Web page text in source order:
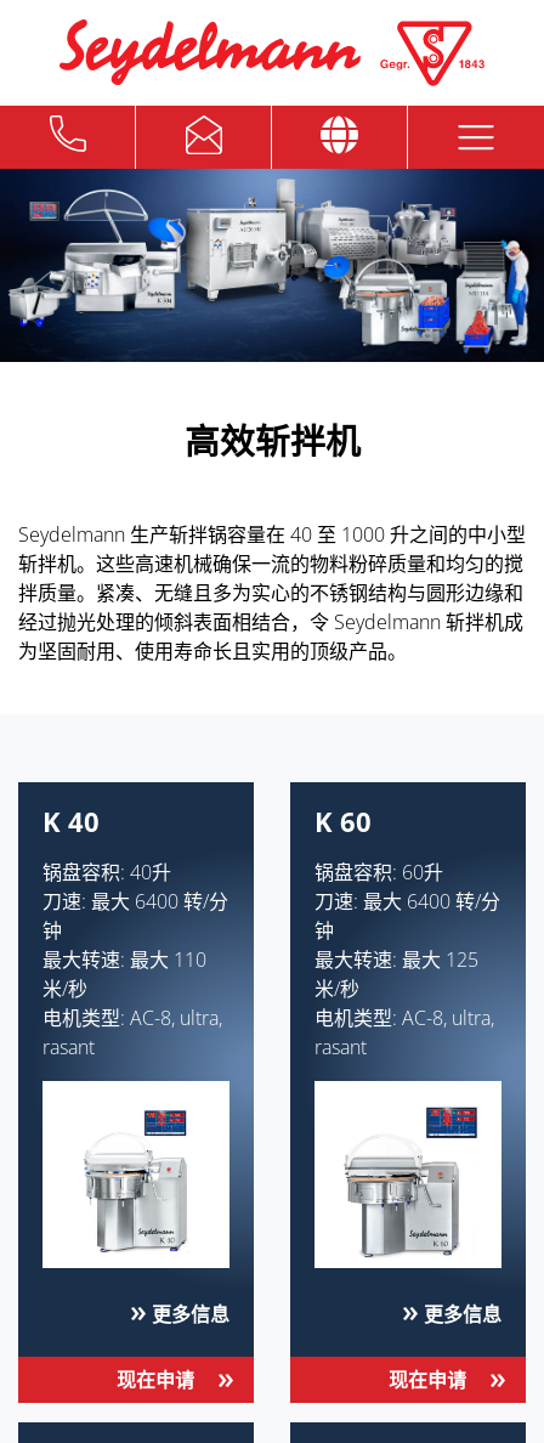
高效斩拌机
Seydelmann 生产斩拌锅容量在 40 至 1000 升之间的中小型
斩拌机。这些高速机械确保一流的物料粉碎质量和均匀的搅
拌质量。紧凑、无缝且多为实心的不锈钢结构与圆形边缘和
经过抛光处理的倾斜表面相结合，令 Seydelmann 斩拌机成
为坚固耐用、使用寿命长且实用的顶级产品。
K 40
锅盘容积: 40升
刀速: 最大 6400 转/分
钟
最大转速: 最大 110
米/秒
电机类型: AC-8, ultra,
rasant
更多信息
现在申请
K 60
锅盘容积: 60升
刀速: 最大 6400 转/分
钟
最大转速: 最大 125
米/秒
电机类型: AC-8, ultra,
rasant
更多信息
现在申请